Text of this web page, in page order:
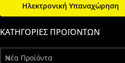
Ηλεκτρονική Υπαναχώρηση
ΚΑΤΗΓΟΡΊΕΣ ΠΡΟΪΌΝΤΩΝ
Νέα Προϊόντα